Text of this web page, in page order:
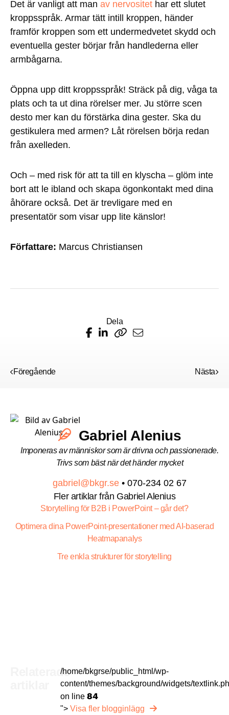
Det är vanligt att man av nervositet har ett slutet
kroppsspråk. Armar tätt intill kroppen, händer
framför kroppen som ett undermedvetet skydd och
eventuella gester börjar från handlederna eller
armbågarna.
Öppna upp ditt kroppsspråk! Sträck på dig, våga ta
plats och ta ut dina rörelser mer. Ju större scen
desto mer kan du förstärka dina gester. Ska du
gestikulera med armen? Låt rörelsen börja redan
från axelleden.
Och – med risk för att ta till en klyscha – glöm inte
bort att le ibland och skapa ögonkontakt med dina
åhörare också. Det är trevligare med en
presentatör som visar upp lite känslor!
Författare: Marcus Christiansen
Dela
Föregående Nästa
Gabriel Alenius
Imponeras av människor som är drivna och passionerade.
Trivs som bäst när det händer mycket
gabriel@bkgr.se • 070-234 02 67
Fler artiklar från Gabriel Alenius
Storytelling för B2B i PowerPoint – går det?
Optimera dina PowerPoint-presentationer med AI-baserad
Heatmapanalys
Tre enkla strukturer för storytelling
Relaterade/home/bkgrse/public_html/wp-
content/themes/background/widgets/
on line84
">Visa fler blogginlägg